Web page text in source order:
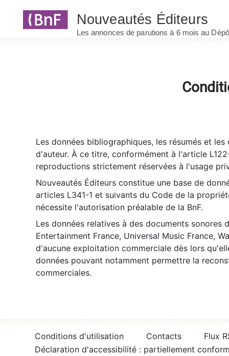
Les données bibliographiques, les résumés et
d'auteur. À ce titre, conformément à l'article
reproductions strictement réservées à l'usage
Nouveautés Éditeurs constitue une base de
articles L341-1 et suivants du Code de la
nécessite l'autorisation préalable de la BnF.
Les données relatives à des documents sonores
Entertainment France, Universal Music France,
d'aucune exploitation commerciale dès lors
données pouvant notamment permettre la
commerciales.
Conditions d'utilisation Contacts
Flux
Déclaration d'accessibilité : partiellement